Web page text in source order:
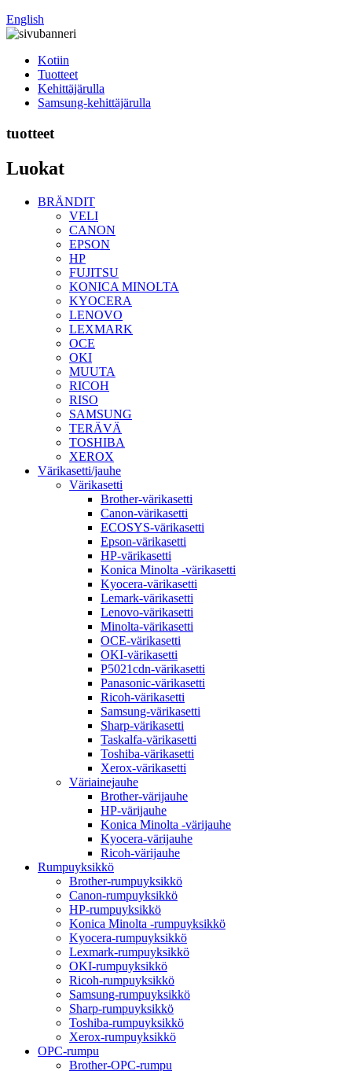
English
Kotiin
Tuotteet
Kehittäjärulla
Samsung-kehittäjärulla
tuotteet
Luokat
BRÄNDIT
VELI
CANON
EPSON
HP
FUJITSU
KONICA MINOLTA
KYOCERA
LENOVO
LEXMARK
OCE
OKI
MUUTA
RICOH
RISO
SAMSUNG
TERÄVÄ
TOSHIBA
XEROX
Värikasetti/jauhe
Värikasetti
Brother-värikasetti
Canon-värikasetti
ECOSYS-värikasetti
Epson-värikasetti
HP-värikasetti
Konica Minolta -värikasetti
Kyocera-värikasetti
Lemark-värikasetti
Lenovo-värikasetti
Minolta-värikasetti
OCE-värikasetti
OKI-värikasetti
P5021cdn-värikasetti
Panasonic-värikasetti
Ricoh-värikasetti
Samsung-värikasetti
Sharp-värikasetti
Taskalfa-värikasetti
Toshiba-värikasetti
Xerox-värikasetti
Väriainejauhe
Brother-värijauhe
HP-värijauhe
Konica Minolta -värijauhe
Kyocera-värijauhe
Ricoh-värijauhe
Rumpuyksikkö
Brother-rumpuyksikkö
Canon-rumpuyksikkö
HP-rumpuyksikkö
Konica Minolta -rumpuyksikkö
Kyocera-rumpuyksikkö
Lexmark-rumpuyksikkö
OKI-rumpuyksikkö
Ricoh-rumpuyksikkö
Samsung-rumpuyksikkö
Sharp-rumpuyksikkö
Toshiba-rumpuyksikkö
Xerox-rumpuyksikkö
OPC-rumpu
Brother-OPC-rumpu